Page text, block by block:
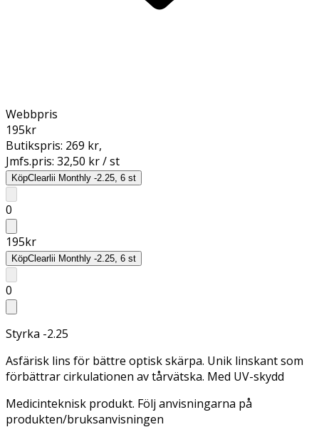
Webbpris
195kr
Butikspris: 269 kr,
Jmfs.pris: 32,50 kr / st
KöpClearlii Monthly -2.25, 6 st
0
195kr
KöpClearlii Monthly -2.25, 6 st
0
Styrka -2.25
Asfärisk lins för bättre optisk skärpa. Unik linskant som
förbättrar cirkulationen av tårvätska. Med UV-skydd
Medicinteknisk produkt. Följ anvisningarna på
produkten/bruksanvisningen